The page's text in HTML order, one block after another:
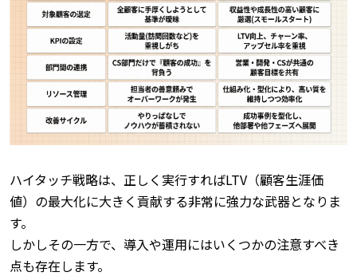
ハイタッチ戦略は、正しく実行すればLTV（顧客生涯価
値）の最大化に大きく貢献する非常に強力な武器となりま
す。
しかしその一方で、導入や運用にはいくつかの注意すべき
点も存在します。